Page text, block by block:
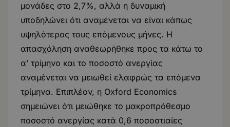
μονάδες στο 2,7%, αλλά η δυναμική
υποδηλώνει ότι αναμένεται να είναι κάπως
υψηλότερος τους επόμενους μήνες. Η
απασχόληση αναθεωρήθηκε προς τα κάτω το
α’ τρίμηνο και το ποσοστό ανεργίας
αναμένεται να μειωθεί ελαφρώς τα επόμενα
τρίμηνα. Επιπλέον, η Oxford Economics
σημειώνει ότι μειώθηκε το μακροπρόθεσμο
ποσοστό ανεργίας κατά 0,6 ποσοστιαίες